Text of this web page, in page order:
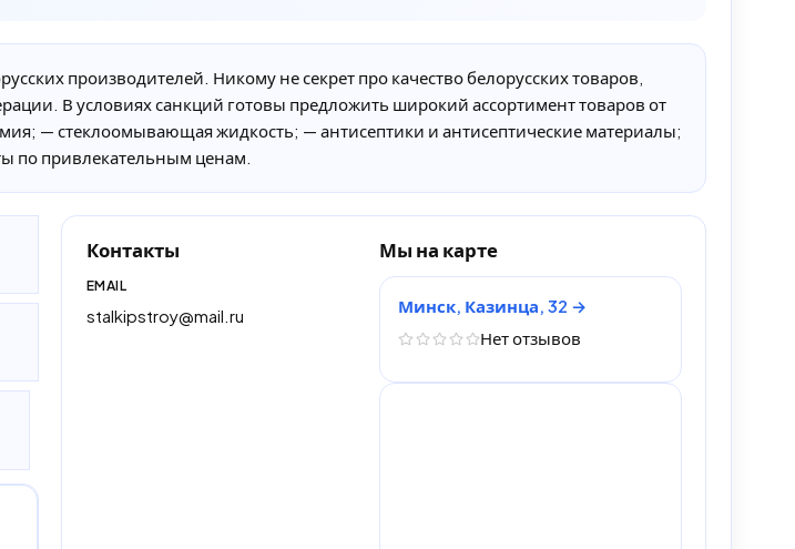
производителей. Никому не секрет про качество белорусских товаров,
В условиях санкций готовы предложить широкий ассортимент товаров от
— стеклоомывающая жидкость; — антисептики и антисептические материалы;
по привлекательным ценам.
Контакты
EMAIL
stalkipstroy@mail.ru
Мы на карте
Минск, Казинца, 32
Нет отзывов